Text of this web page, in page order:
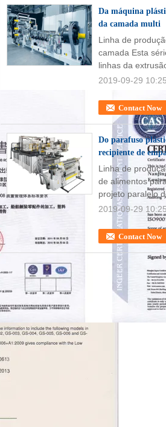
Da máquina
da camada multi
Contact Now
Linha de
camada Esta
linhas da
2019-09-29
Do parafuso
recipiente de
Contact Now
Linha de
de alimentos
projeto paralelo
2019-09-29